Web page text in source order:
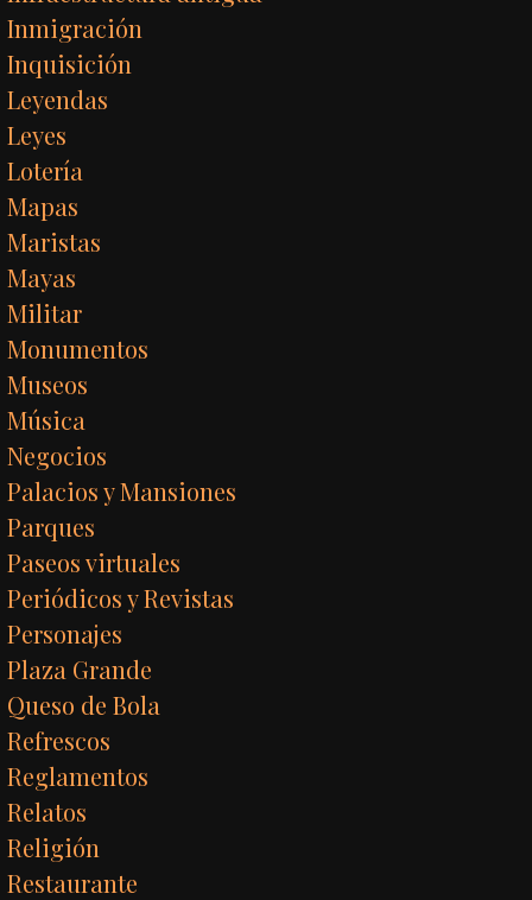
Inmigración
Inquisición
Leyendas
Leyes
Lotería
Mapas
Maristas
Mayas
Militar
Monumentos
Museos
Música
Negocios
Palacios y Mansiones
Parques
Paseos virtuales
Periódicos y Revistas
Personajes
Plaza Grande
Queso de Bola
Refrescos
Reglamentos
Relatos
Religión
Restaurante